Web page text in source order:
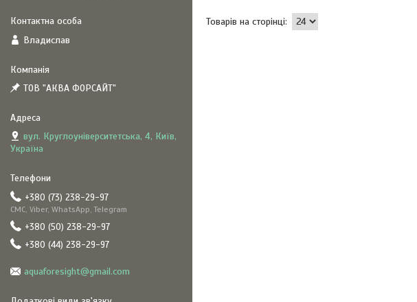
Владислав
ТОВ "АКВА ФОРСАЙТ"
вул. Круглоуніверситетська, 4, Київ,
Україна
+380 (73) 238-29-97
СМС, Viber, WhatsApp, Telegram
+380 (50) 238-29-97
+380 (44) 238-29-97
aquaforesight@gmail.com